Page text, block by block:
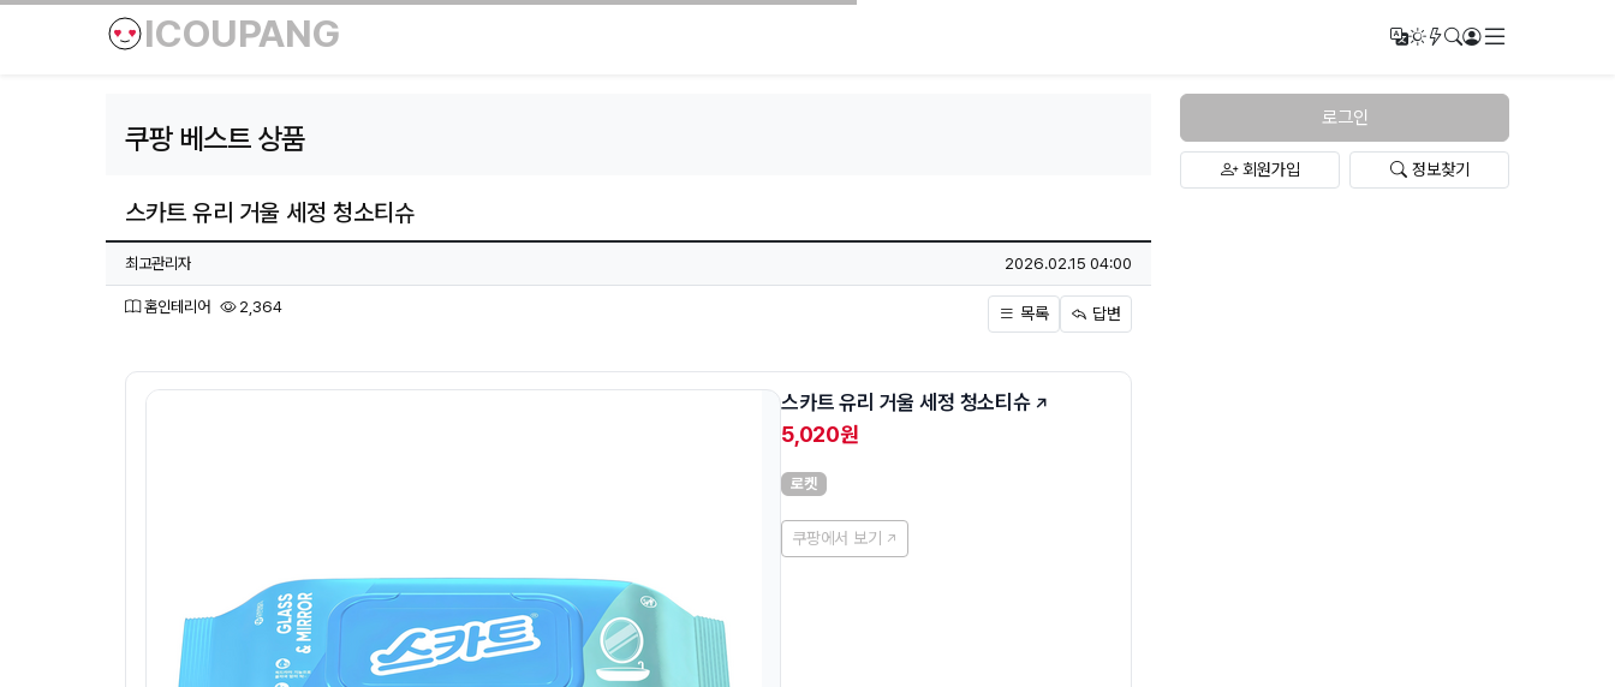
ICOUPANG 번역다크모드
새글/새댓글
검색로그인
쿠팡 베스트 상품
스카트 유리 거울 세정 청소티슈
페이지 정보
작성자
최고관리자 작성일
2026.02.15 04:00
분류
홈인테리어 2,364조회 목록 답변
본문
스카트 유리 거울 세정 청소티슈
5,020원
로켓
쿠팡에서 보기
로그인
회원가입 정보찾기